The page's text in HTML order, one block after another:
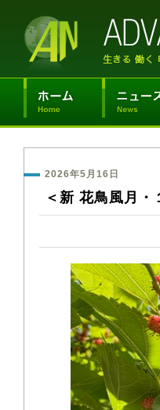
2026年5月16日
＜新 花鳥風月・